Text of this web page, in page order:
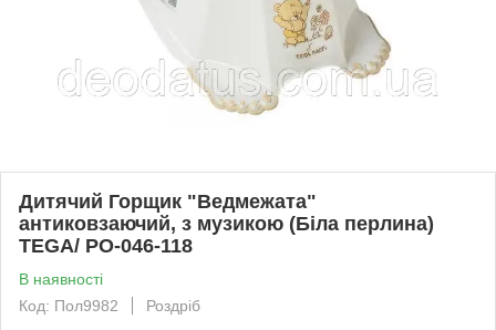
Дитячий Горщик "Ведмежата"
антиковзаючий, з музикою (Біла перлина)
TEGA/ PO-046-118
В наявності
Код: Пол9982
Роздріб